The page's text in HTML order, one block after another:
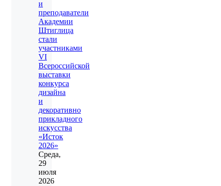
и
преподаватели
Академии
Штиглица
стали
участниками
VI
Всероссийской
выставки
конкурса
дизайна
и
декоративно
прикладного
искусства
«Исток
2026»
Среда,
29
июля
2026